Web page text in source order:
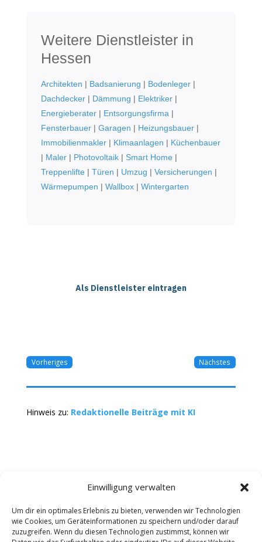
Einwilligung verwalten
Um dir ein optimales Erlebnis zu bieten, verwenden wir Technologien
wie Cookies, um Geräteinformationen zu speichern und/oder darauf
zuzugreifen. Wenn du diesen Technologien zustimmst, können wir
Weitere Dienstleister in
Hessen
Architekten | Badsanierung | Bodenleger|
Dachdecker| Dämmung | Elektriker|
Energieberater| Entsorgungsfirma|
Fensterbauer| Garagen | Heizungsbauer|
Immobilienmakler| Klimaanlagen | Küchenbauer
| Maler| Photovoltaik| Smart Home|
Treppenlifte| Türen | Umzug | Versicherungen |
Wärmepumpen | Wallbox| Wintergarten
Als Dienstleister eintragen
Vorheriges Nächstes
Hinweis zu: Redaktionelle Beiträge mit KI
Kontakt Impressum
Datenschutz
Werbung buchen
AGB